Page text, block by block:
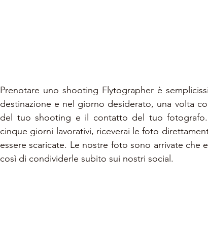
Prenotare uno shooting Flytographer è
destinazione e nel giorno desiderato, una volta
del tuo shooting e il contatto del tuo
cinque giorni lavorativi, riceverai le foto
essere scaricate. Le nostre foto sono arrivate che
così di condividerle subito sui nostri social.